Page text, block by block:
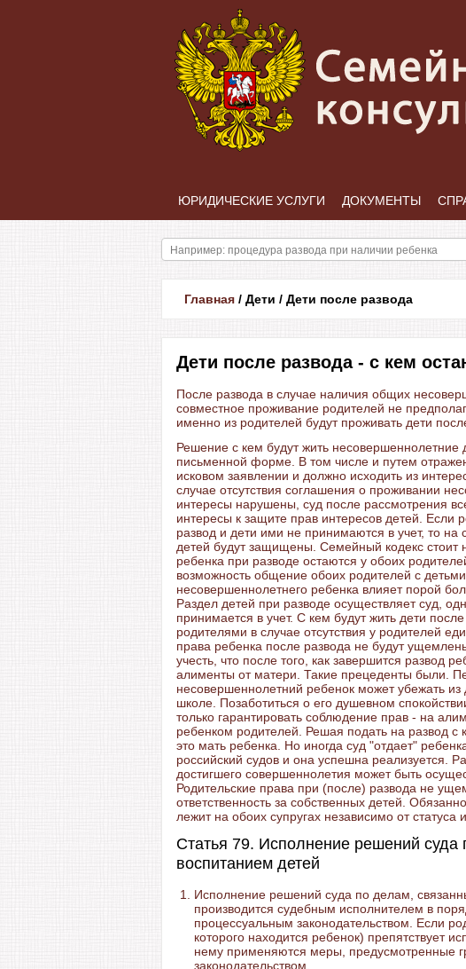
ЮРИДИЧЕСКИЕ УСЛУГИ ДОКУМЕНТЫ
Главная / Дети / Дети после развода
Дети после развода - с кем
После развода в случае наличия общих
совместное проживание родителей не
именно из родителей будут проживать дети
Решение с кем будут жить
письменной форме. В том числе и путем
исковом заявлении и должно исходить из
случае отсутствия соглашения о проживании
интересы нарушены, суд после рассмотрения
интересы к защите прав интересов детей. Если
развод и дети ими не принимаются в учет, то на
детей будут защищены. Семейный кодекс стоит
ребенка при разводе остаются у обоих
возможность общение обоих родителей с
несовершеннолетнего ребенка влияет порой
Раздел детей при разводе осуществляет суд,
принимается в учет. С кем будут жить дети
родителями в случае отсутствия у родителей
права ребенка после развода не будут
учесть, что после того, как завершится развод
алименты от матери. Такие прецеденты были.
несовершеннолетний ребенок может убежать из
школе. Позаботиться о его душевном
только гарантировать соблюдение прав - на
ребенком родителей. Решая подать на развод с
это мать ребенка. Но иногда суд "отдает"
российский судов и она успешна реализуется.
достигшего совершеннолетия может быть
Родительские права при (после) развода не
ответственность за собственных детей.
лежит на обоих супругах независимо от статуса
Статья 79. Исполнение решений
воспитанием детей
Исполнение решений суда по делам,
производится судебным исполнителем в
процессуальным законодательством. Если
которого находится ребенок) препятствует
нему применяются меры, предусмотренные
законодательством.